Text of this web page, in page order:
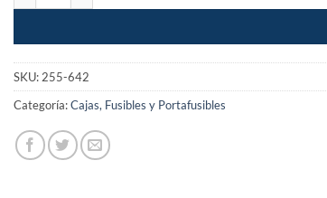
SKU:255-642
Categoría:Cajas, Fusibles y Portafusibles